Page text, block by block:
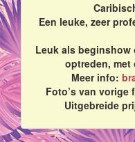
Een leuke, zeer
Leuk als
optreden, met
Meer info:
Foto’s van vorige
Uitgebreide